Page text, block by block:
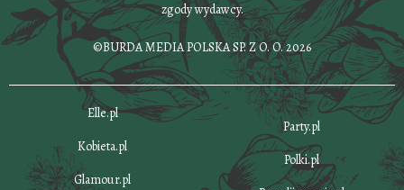
zgody wydawcy.
©BURDA MEDIA POLSKA SP. Z O. O. 2026
Elle.pl
Kobieta.pl
Glamour.pl
Party.pl
Polki.pl